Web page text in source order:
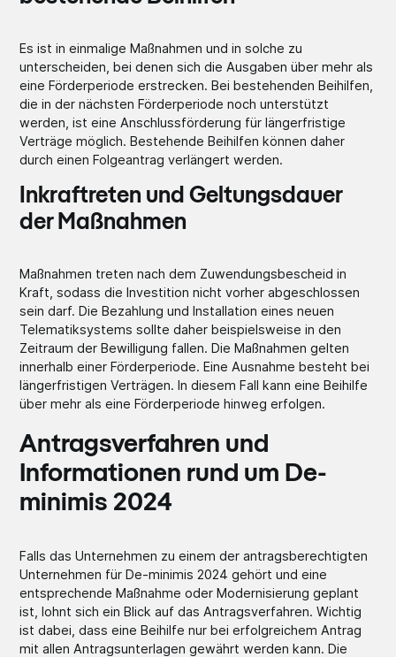
Es ist in einmalige Maßnahmen und in solche zu
unterscheiden, bei denen sich die Ausgaben über mehr als
eine Förderperiode erstrecken. Bei bestehenden Beihilfen,
die in der nächsten Förderperiode noch unterstützt
werden, ist eine Anschlussförderung für längerfristige
Verträge möglich. Bestehende Beihilfen können daher
durch einen Folgeantrag verlängert werden.
Inkraftreten und Geltungsdauer
der Maßnahmen
Maßnahmen treten nach dem Zuwendungsbescheid in
Kraft, sodass die Investition nicht vorher abgeschlossen
sein darf. Die Bezahlung und Installation eines neuen
Telematiksystems sollte daher beispielsweise in den
Zeitraum der Bewilligung fallen. Die Maßnahmen gelten
innerhalb einer Förderperiode. Eine Ausnahme besteht bei
längerfristigen Verträgen. In diesem Fall kann eine Beihilfe
über mehr als eine Förderperiode hinweg erfolgen.
Antragsverfahren und
Informationen rund um De-
minimis 2024
Falls das Unternehmen zu einem der antragsberechtigten
Unternehmen für De-minimis 2024 gehört und eine
entsprechende Maßnahme oder Modernisierung geplant
ist, lohnt sich ein Blick auf das Antragsverfahren. Wichtig
ist dabei, dass eine Beihilfe nur bei erfolgreichem Antrag
mit allen Antragsunterlagen gewährt werden kann. Die